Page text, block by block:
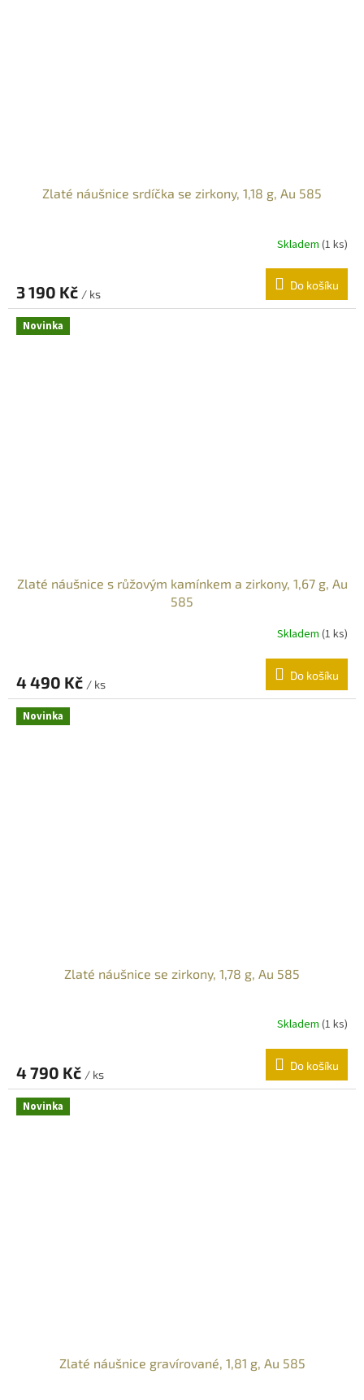
Zlaté náušnice srdíčka se zirkony, 1,18 g, Au 585
Skladem (1 ks)
3 190 Kč / ks
Do košíku
Novinka
Zlaté náušnice s růžovým kamínkem a zirkony, 1,67 g, Au
585
Skladem (1 ks)
4 490 Kč / ks
Do košíku
Novinka
Zlaté náušnice se zirkony, 1,78 g, Au 585
Skladem (1 ks)
4 790 Kč / ks
Do košíku
Novinka
Zlaté náušnice gravírované, 1,81 g, Au 585